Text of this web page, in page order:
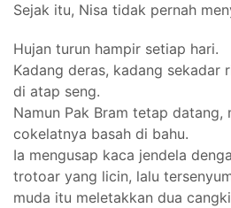
Sejak itu, Nisa tidak pernah
Hujan turun hampir setiap hari.
Kadang deras, kadang sekadar
di atap seng.
Namun Pak Bram tetap datang,
cokelatnya basah di bahu.
Ia mengusap kaca jendela
trotoar yang licin, lalu
muda itu meletakkan dua